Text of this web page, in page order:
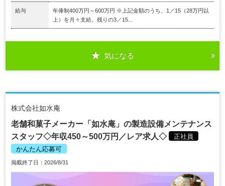
給与
年俸制400万円～600万円 ※上記金額のうち、1／15（28万円以
上）を月々支給。残りの3／15...
気になる
株式会社如水庵
老舗和菓子メーカー「如水庵」の製造設備メンテナンス
スタッフ◇年収450～500万円／レア求人◇
正社員
かんたん応募可
掲載終了日：2026/8/31